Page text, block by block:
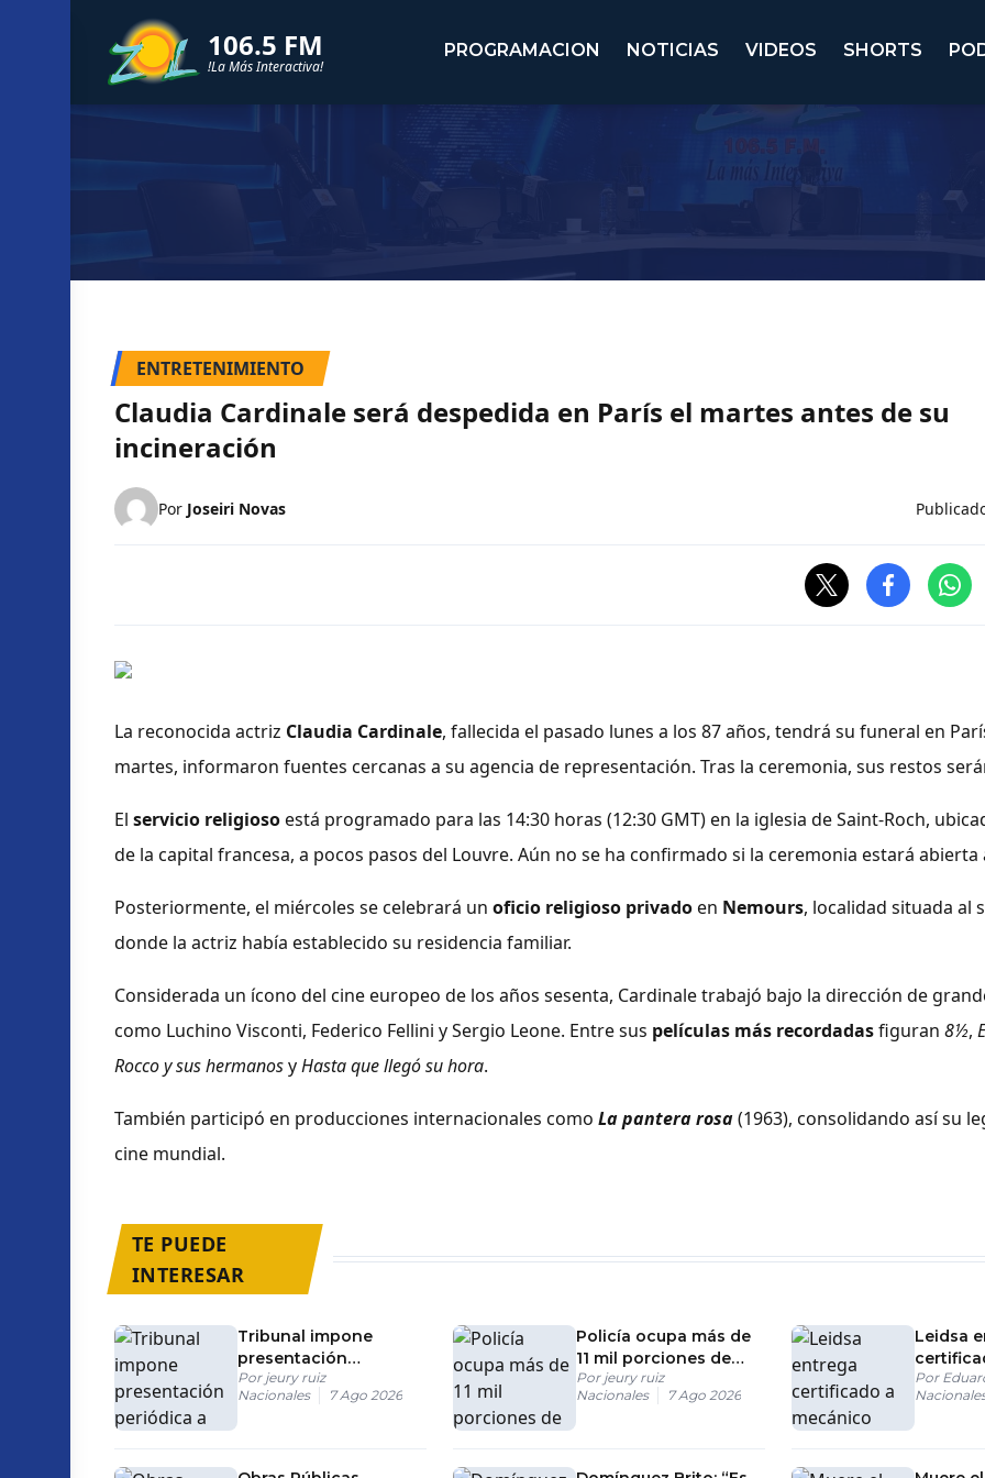
106.5 FM
!La Más Interactiva!
PROGRAMACION NOTICIAS VIDEOS SHORTS
ENTRETENIMIENTO
Claudia Cardinale será despedida en París el martes antes de su
incineración
Por Joseiri Novas
La reconocida actriz Claudia Cardinale, fallecida el pasado lunes a los 87 años, tendrá su funeral en
martes, informaron fuentes cercanas a su agencia de representación. Tras la ceremonia, sus restos
El servicio religiosoestá programado para las 14:30 horas (12:30 GMT) en la iglesia de Saint-Roch,
de la capital francesa, a pocos pasos del Louvre. Aún no se ha confirmado si la ceremonia estará abierta
Posteriormente, el miércoles se celebrará un oficio religioso privadoen Nemours, localidad situada al
donde la actriz había establecido su residencia familiar.
Considerada un ícono del cine europeo de los años sesenta, Cardinale trabajó bajo la dirección de
como Luchino Visconti, Federico Fellini y Sergio Leone. Entre sus películas más recordadasfiguran 8½,
Rocco y sus hermanosyHasta que llegó su hora.
También participó en producciones internacionales como La pantera rosa(1963), consolidando así su
cine mundial.
TE PUEDE
INTERESAR
Tribunal impone
presentación
periódica a hombre
procesado tras
Por jeury ruiz
Nacionales
7 Ago 2026
Policía ocupa más de
11 mil porciones de
presunta drogas en
SDN
Por jeury ruiz
Nacionales
7 Ago 2026
Leidsa
Por